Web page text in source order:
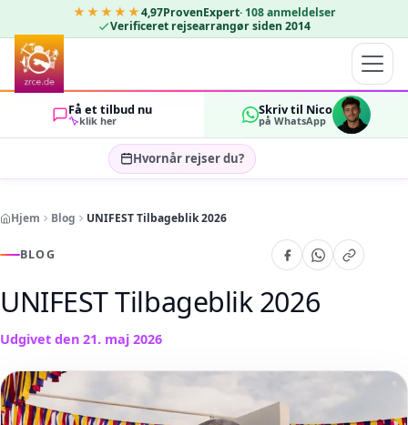
★★★★★4,97ProvenExpert· 108 anmeldelser
Verificeret rejsearrangør siden 2014
Få et tilbud nu
klik her
Skriv til Nico
på WhatsApp
Hvornår rejser du?
GÆSTER
OK
Hjem Blog UNIFEST Tilbageblik 2026
BLOG
UNIFEST Tilbageblik 2026
Udgivet den 21. maj 2026